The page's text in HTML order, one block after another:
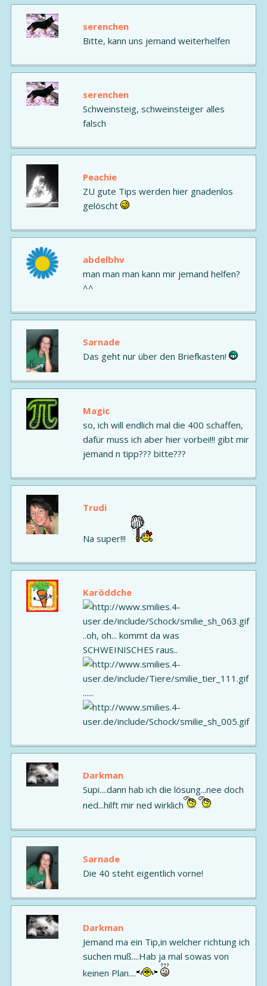
serenchen
Bitte, kann uns jemand weiterhelfen
serenchen
Schweinsteig, schweinsteiger alles
falsch
Peachie
ZU gute Tips werden hier gnadenlos
gelöscht
abdelbhv
man man man kann mir jemand helfen?
^^
Sarnade
Das geht nur über den Briefkasten!
Magic
so, ich will endlich mal die 400 schaffen,
dafür muss ich aber hier vorbei!!! gibt mir
jemand n tipp??? bitte???
Trudi
Na super!!!
Karöddche
..oh, oh... kommt da was
SCHWEINISCHES raus..
......
Darkman
Supi....dann hab ich die lösung...nee doch
ned...hilft mir ned wirklich
Sarnade
Die 40 steht eigentlich vorne!
Darkman
Jemand ma ein Tip,in welcher richtung ich
suchen muß....Hab ja mal sowas von
keinen Plan....